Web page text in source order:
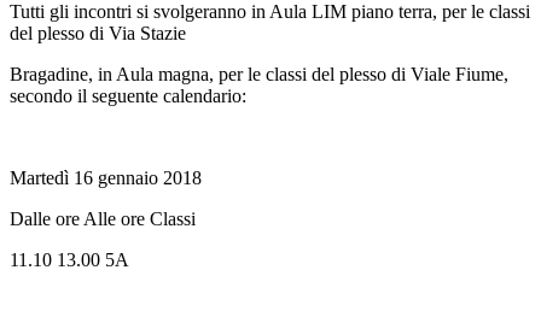
Tutti gli incontri si svolgeranno in Aula LIM piano terra, per le classi
del plesso di Via Stazie
Bragadine, in Aula magna, per le classi del plesso di Viale Fiume,
secondo il seguente calendario:
Martedì 16 gennaio 2018
Dalle ore Alle ore Classi
11.10 13.00 5A